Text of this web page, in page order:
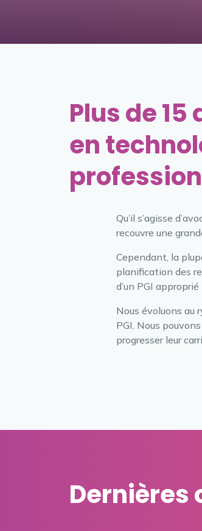
Plus de
en
Qu’il s’agisse
recouvre une
Cependant, la
planification des
d’un PGI
Nous évoluons au
PGI. Nous
progresser leur
Dernières